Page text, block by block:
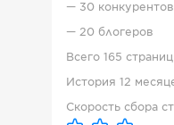
— 30 конкурентов
— 20 блогеров
Всего 165 страниц
История 12
Скорость сбора